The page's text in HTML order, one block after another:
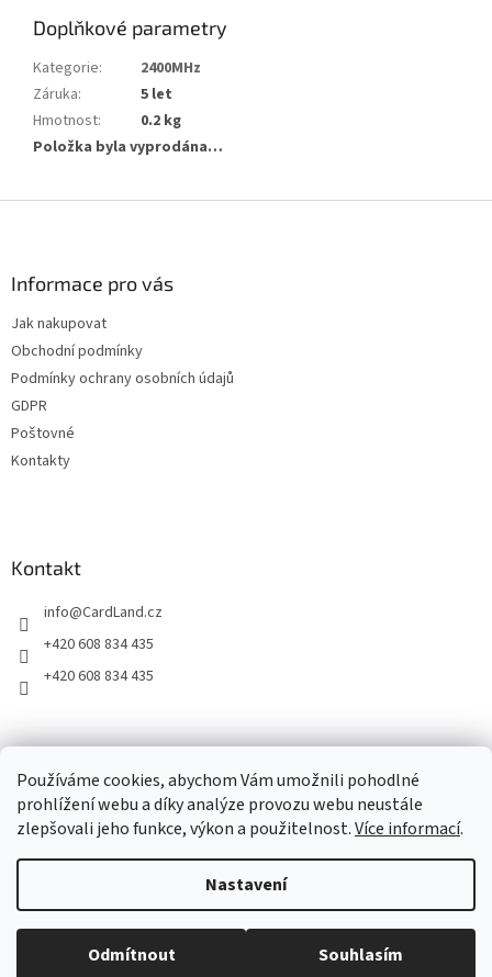
Používáme cookies, abychom Vám umožnili pohodlné
prohlížení webu a díky analýze provozu webu neustále
zlepšovali jeho funkce, výkon a použitelnost.Více informací.
Nastavení
Odmítnout Souhlasím
Doplňkové parametry
Kategorie:
2400MHz
Záruka:
5 let
Hmotnost:
0.2 kg
Položka byla vyprodána…
Informace pro vás
Jak nakupovat
Obchodní podmínky
Podmínky ochrany osobních údajů
GDPR
Poštovné
Kontakty
Kontakt
info@CardLand.cz
+420 608 834 435
+420 608 834 435
Copyright 2026CardLand.cz. Všechna práva vyhrazena.Upravit